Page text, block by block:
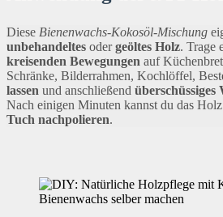
Diese Bienenwachs-Kokosöl-Mischung
unbehandeltes odergeöltes Holz. Trage
kreisenden Bewegungen auf
Schränke, Bilderrahmen, Kochlöffel,
lassen und anschließend überschüssiges
Nach einigen Minuten kannst du das Holz
Tuch nachpolieren.